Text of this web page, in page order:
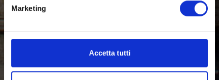
Marketing
Accetta tutti